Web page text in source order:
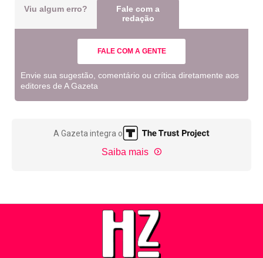
Viu algum erro?
Fale com a
redação
FALE COM A GENTE
Envie sua sugestão, comentário ou crítica diretamente aos
editores de A Gazeta
A Gazeta integra o
Saiba mais